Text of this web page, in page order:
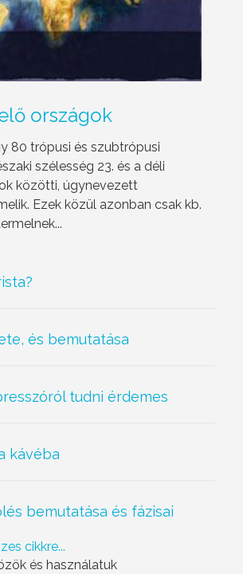
országok
80 trópusi és szubtrópusi
szélesség 23. és a déli
közötti, úgynevezett
Ezek közül azonban csak kb.
és bemutatása
tudni érdemes
kávéba
bemutatása és fázisai
cikkre...
és használatuk